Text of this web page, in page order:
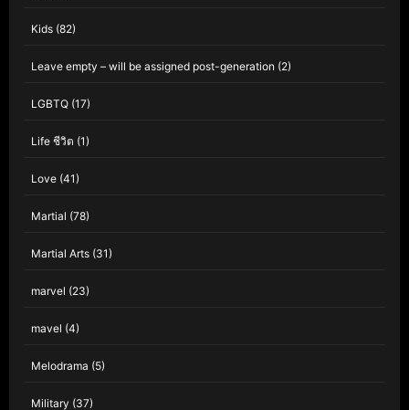
Kids (82)
Leave empty – will be assigned post-generation (2)
LGBTQ (17)
Life ชีวิต (1)
Love (41)
Martial (78)
Martial Arts (31)
marvel (23)
mavel (4)
Melodrama (5)
Military (37)